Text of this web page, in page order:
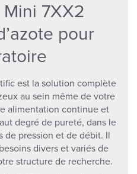
7XX2
pour
est la solution complète
au sein même de votre
alimentation continue et
degré de pureté, dans le
de pression et de débit. Il
divers et variés de
structure de recherche.